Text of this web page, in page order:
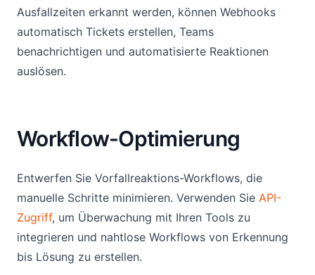
Ausfallzeiten erkannt werden, können Webhooks
automatisch Tickets erstellen, Teams
benachrichtigen und automatisierte Reaktionen
auslösen.
Workflow-Optimierung
Entwerfen Sie Vorfallreaktions-Workflows, die
manuelle Schritte minimieren. Verwenden Sie API-
Zugriff, um Überwachung mit Ihren Tools zu
integrieren und nahtlose Workflows von Erkennung
bis Lösung zu erstellen.